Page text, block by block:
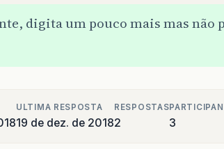
digita um pouco mais mas não
ULTIMA RESPOSTA
19 de dez. de 2018
RESPOSTAS
2 3